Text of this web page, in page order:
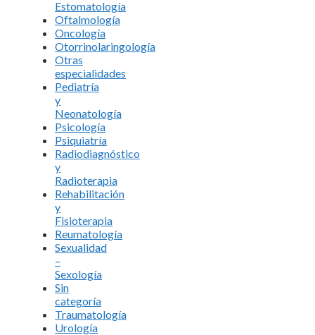
Estomatología
Oftalmología
Oncología
Otorrinolaringología
Otras
especialidades
Pediatría
y
Neonatología
Psicología
Psiquiatría
Radiodiagnóstico
y
Radioterapia
Rehabilitación
y
Fisioterapia
Reumatología
Sexualidad
–
Sexología
Sin
categoría
Traumatología
Urología